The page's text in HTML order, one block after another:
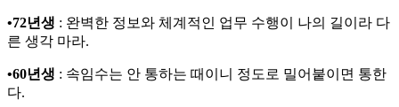
•72년생 : 완벽한 정보와 체계적인 업무 수행이 나의 길이라 다
른 생각 마라.
•60년생 : 속임수는 안 통하는 때이니 정도로 밀어붙이면 통한
다.